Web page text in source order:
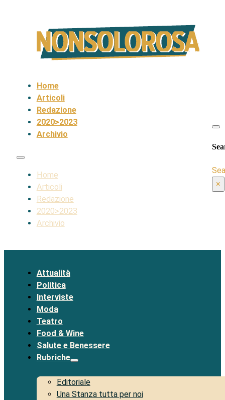
Home
Articoli
Redazione
2020>2023
Archivio
Home
Articoli
Redazione
2020>2023
Archivio
×
Attualità
Politica
Interviste
Moda
Teatro
Food & Wine
Salute e Benessere
Rubriche
Editoriale
Una Stanza tutta per noi